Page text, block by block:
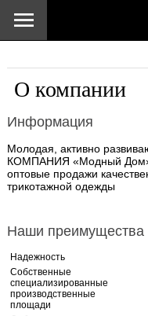
Каталог
Информация
Отзывы
Доставка и Оплата
Контакты
О компании
Информация
Молодая, активно
КОМПАНИЯ «Модный Дом»
оптовые продажи
трикотажной одежды
Наши преимущества
Надежность
Собственные
специализированные
производственные
площади